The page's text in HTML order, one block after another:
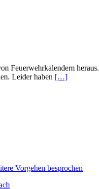
Feuerwehrkalendern
Leider haben […]